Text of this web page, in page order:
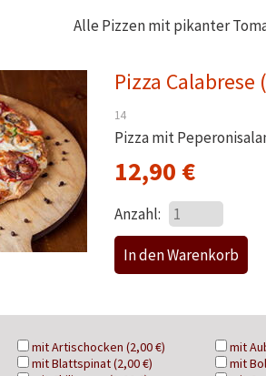
Alle Pizzen mit pikanter
Pizza Calabrese
14
Pizza mit
12,90 €
Anzahl:
mit Artischocken (2,00 €) mit
mit Blattspinat (2,00 €) mit